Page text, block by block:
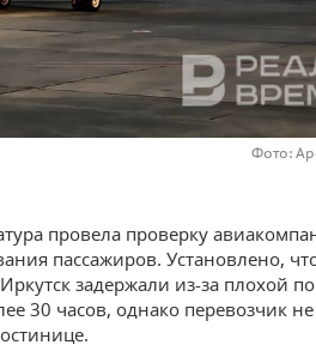
Фото:
провела проверку
пассажиров. Установлено,
задержали из-за плохой
30 часов, однако перевозчик